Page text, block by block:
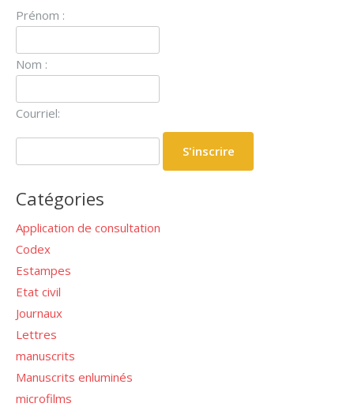
Prénom :
Nom :
Courriel:
Catégories
Application de consultation
Codex
Estampes
Etat civil
Journaux
Lettres
manuscrits
Manuscrits enluminés
microfilms